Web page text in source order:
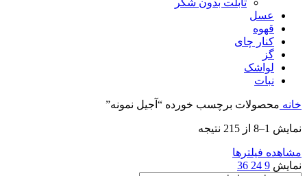
تابلت بدون شکر
عسل
قهوه
کنار چای
گز
لواشک
نبات
خانه محصولات برچسب خورده “آجیل نمونه”
نمایش 1–8 از 215 نتیجه
مشاهده فیلترها
نمایش 9
24
36